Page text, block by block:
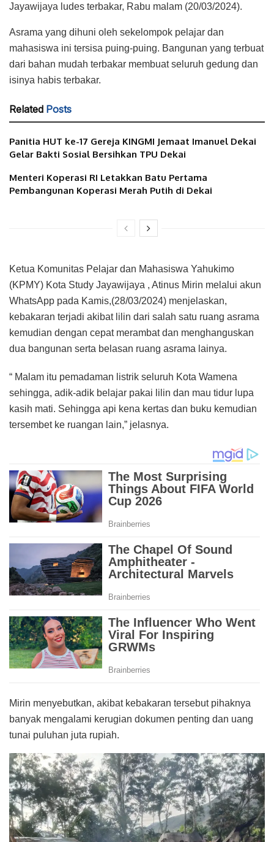
Jayawijaya ludes terbakar, Rabu malam (20/03/2024).
Asrama yang dihuni oleh sekelompok pelajar dan
mahasiswa ini tersisa puing-puing. Bangunan yang terbuat
dari bahan mudah terbakar membuat seluruh gedung dan
isinya habis terbakar.
Related Posts
Panitia HUT ke-17 Gereja KINGMI Jemaat Imanuel Dekai
Gelar Bakti Sosial Bersihkan TPU Dekai
Menteri Koperasi RI Letakkan Batu Pertama
Pembangunan Koperasi Merah Putih di Dekai
Ketua Komunitas Pelajar dan Mahasiswa Yahukimo
(KPMY) Kota Study Jayawijaya , Atinus Mirin melalui akun
WhatsApp pada Kamis,(28/03/2024) menjelaskan,
kebakaran terjadi akibat lilin dari salah satu ruang asrama
kemudian dengan cepat merambat dan menghanguskan
dua bangunan serta belasan ruang asrama lainya.
“ Malam itu pemadaman listrik seluruh Kota Wamena
sehingga, adik-adik belajar pakai lilin dan mau tidur lupa
kasih mati. Sehingga api kena kertas dan buku kemudian
tersembet ke ruangan lain,” jelasnya.
Mirin menyebutkan, akibat kebakaran tersebut pihaknya
banyak mengalami kerugian dokumen penting dan uang
tunai puluhan juta rupiah.